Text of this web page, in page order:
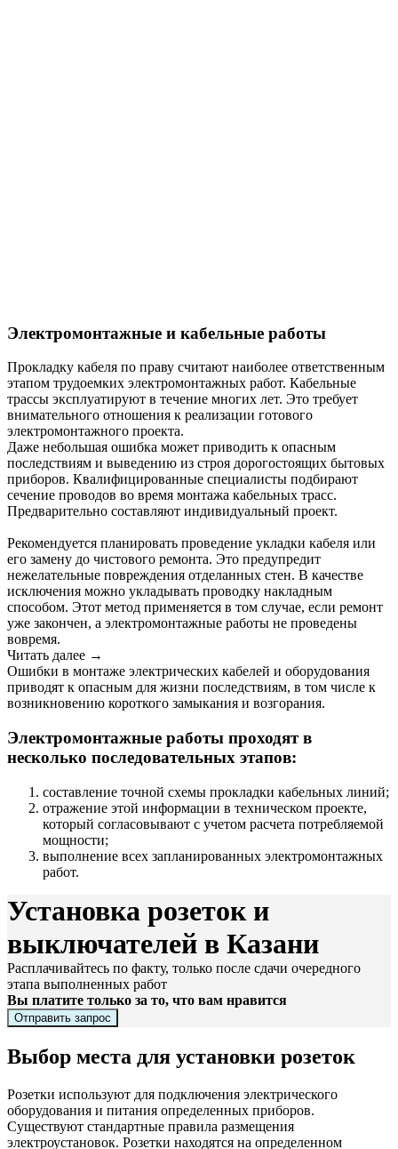
Электромонтажные и кабельные работы
Прокладку кабеля по праву считают наиболее ответственным
этапом трудоемких электромонтажных работ. Кабельные
трассы эксплуатируют в течение многих лет. Это требует
внимательного отношения к реализации готового
электромонтажного проекта.
Даже небольшая ошибка может приводить к опасным
последствиям и выведению из строя дорогостоящих бытовых
приборов. Квалифицированные специалисты подбирают
сечение проводов во время монтажа кабельных трасс.
Предварительно составляют индивидуальный проект.
Рекомендуется планировать проведение укладки кабеля или
его замену до чистового ремонта. Это предупредит
нежелательные повреждения отделанных стен. В качестве
исключения можно укладывать проводку накладным
способом. Этот метод применяется в том случае, если ремонт
уже закончен, а электромонтажные работы не проведены
вовремя.
Читать далее →
Ошибки в монтаже электрических кабелей и оборудования
приводят к опасным для жизни последствиям, в том числе к
возникновению короткого замыкания и возгорания.
Электромонтажные работы проходят в
несколько последовательных этапов:
составление точной схемы прокладки кабельных линий;
отражение этой информации в техническом проекте,
который согласовывают с учетом расчета потребляемой
мощности;
выполнение всех запланированных электромонтажных
работ.
Установка розеток и
выключателей в Казани
Расплачивайтесь по факту, только после сдачи очередного
этапа выполненных работ
Вы платите только за то, что вам нравится
Отправить запрос
Выбор места для установки розеток
Розетки используют для подключения электрического
оборудования и питания определенных приборов.
Существуют стандартные правила размещения
электроустановок. Розетки находятся на определенном